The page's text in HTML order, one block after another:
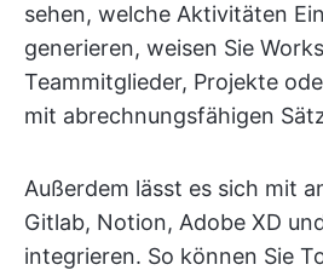
sehen, welche Aktivitäten
generieren, weisen Sie
Teammitglieder, Projekte
mit abrechnungsfähigen
Außerdem lässt es sich mit
Gitlab, Notion, Adobe XD
integrieren. So können Sie